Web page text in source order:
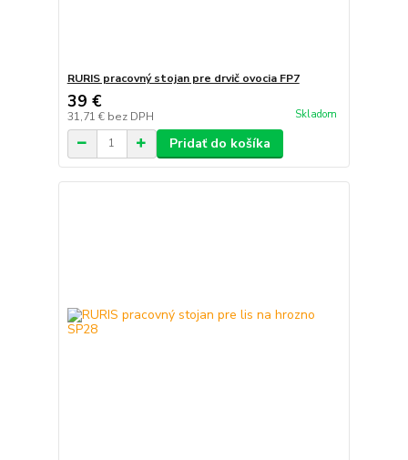
RURIS pracovný stojan pre drvič ovocia FP7
39 €
31,71 € bez DPH Skladom
Pridať do košíka